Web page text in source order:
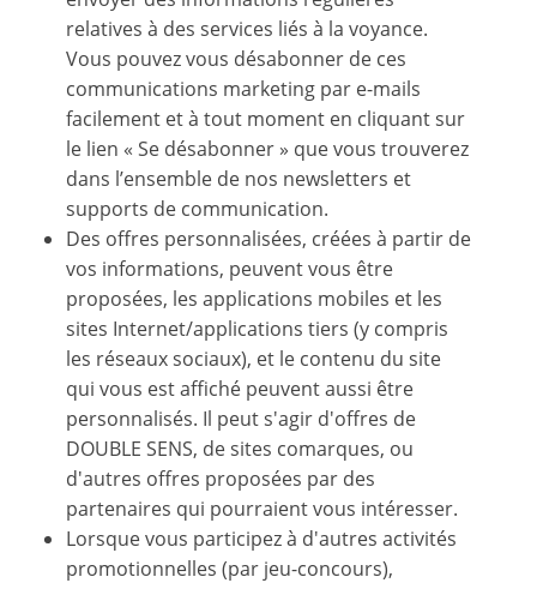
relatives à des services liés à la voyance.
Vous pouvez vous désabonner de ces
communications marketing par e-mails
facilement et à tout moment en cliquant sur
le lien « Se désabonner » que vous trouverez
dans l’ensemble de nos newsletters et
supports de communication.
Des offres personnalisées, créées à partir de
vos informations, peuvent vous être
proposées, les applications mobiles et les
sites Internet/applications tiers (y compris
les réseaux sociaux), et le contenu du site
qui vous est affiché peuvent aussi être
personnalisés. Il peut s'agir d'offres de
DOUBLE SENS, de sites comarques, ou
d'autres offres proposées par des
partenaires qui pourraient vous intéresser.
Lorsque vous participez à d'autres activités
promotionnelles (par jeu-concours),